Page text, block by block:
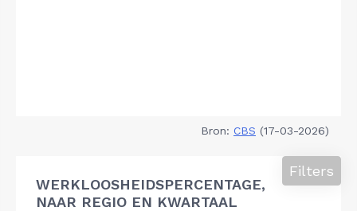
Bron: CBS (17-03-2026)
WERKLOOSHEIDSPERCENTAGE,
NAAR REGIO EN KWARTAAL
Filters